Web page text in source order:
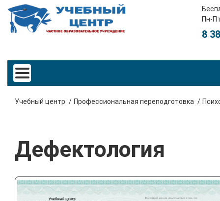
Пн-
8
Учебный центр Профессиональная переподготовка
Дефектология